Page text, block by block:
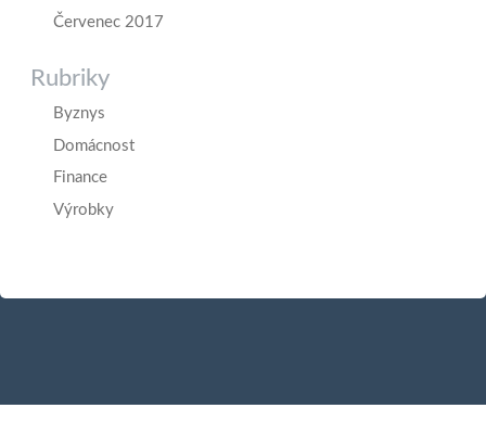
Červenec 2017
Rubriky
Byznys
Domácnost
Finance
Výrobky